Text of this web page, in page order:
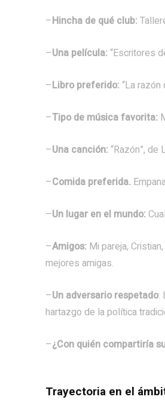
–Hincha de qué club:
–Una película:“Escritores
–Libro preferido:“La
–Tipo de música favorita:
–Una canción:“Razón”, de
–Comida preferida.
–Un lugar en el mundo:
–Amigos: Mi pareja,
mejores amigas.
–Un adversario respetado:
hartazgo de la política
–¿Con quién compartiría
Trayectoria en el